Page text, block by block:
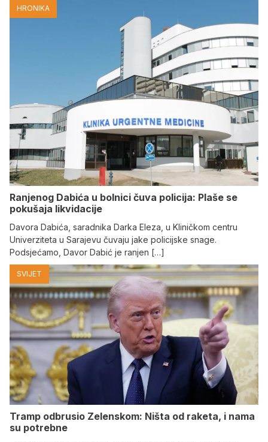
HRONIKA
Ranjenog Dabića u bolnici čuva policija: Plaše se
pokušaja likvidacije
Davora Dabića, saradnika Darka Eleza, u Kliničkom centru
Univerziteta u Sarajevu čuvaju jake policijske snage.
Podsjećamo, Davor Dabić je ranjen […]
SVIJET
Tramp odbrusio Zelenskom: Ništa od raketa, i nama
su potrebne